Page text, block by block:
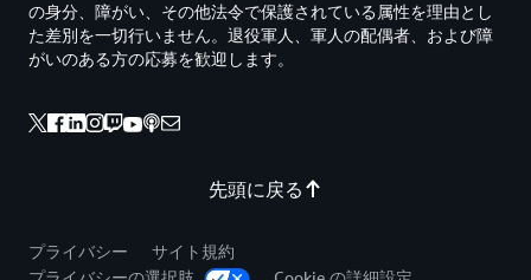
先頭に戻る
の身分、障がい、その他法令で保護されている属性を理由とし
た差別を一切行いません。退役軍人、軍人の配偶者、および障
がいのある方の応募を歓迎します。
プライバシー
サイト規約